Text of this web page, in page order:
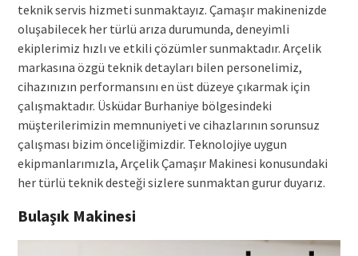
teknik servis hizmeti sunmaktayız. Çamaşır makinenizde
oluşabilecek her türlü arıza durumunda, deneyimli
ekiplerimiz hızlı ve etkili çözümler sunmaktadır. Arçelik
markasına özgü teknik detayları bilen personelimiz,
cihazınızın performansını en üst düzeye çıkarmak için
çalışmaktadır. Üsküdar Burhaniye bölgesindeki
müşterilerimizin memnuniyeti ve cihazlarının sorunsuz
çalışması bizim önceliğimizdir. Teknolojiye uygun
ekipmanlarımızla, Arçelik Çamaşır Makinesi konusundaki
her türlü teknik desteği sizlere sunmaktan gurur duyarız.
Bulaşık Makinesi